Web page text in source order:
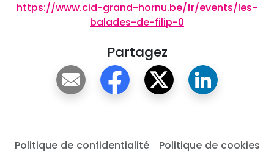
https://www.cid-grand-hornu.be/fr/events/les-
balades-de-filip-0
Partagez
Politique de confidentialité
Politique de cookies